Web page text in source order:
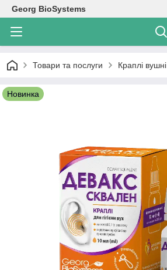
Georg BioSystems
Товари та послуги Краплі вушні
Новинка